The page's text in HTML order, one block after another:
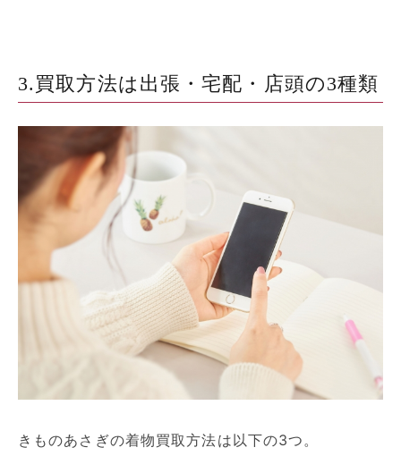
3.買取方法は出張・宅配・店頭の3種類
きものあさぎの着物買取方法は以下の3つ。